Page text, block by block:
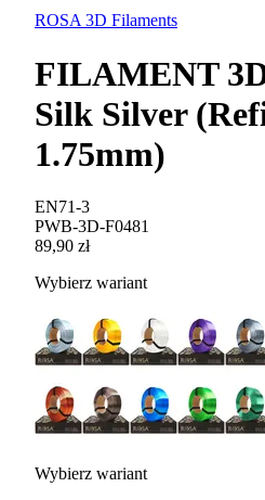
ROSA 3D Filaments
FILAMENT
Silk Silver
1.75mm)
EN71-3
PWB-3D-F0481
89,90 zł
Wybierz wariant
Wybierz wariant